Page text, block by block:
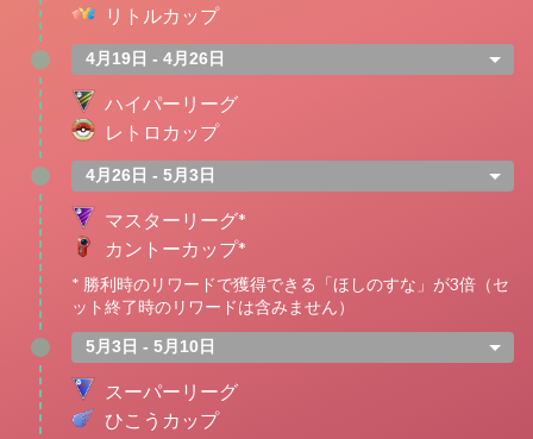
リトルカップ
4月19日 - 4月26日
ハイパーリーグ
レトロカップ
4月26日 - 5月3日
マスターリーグ*
カントーカップ*
* 勝利時のリワードで獲得できる「ほしのすな」が3倍（セ
ット終了時のリワードは含みません）
5月3日 - 5月10日
スーパーリーグ
ひこうカップ